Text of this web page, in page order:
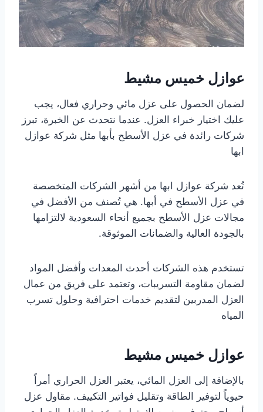
عوازل خميس مشيط
لضمان الحصول على عزل مائي وحراري فعال، يجب
عليك اختيار خبراء العزل. عندما نتحدث عن الخبرة، تبرز
شركات رائدة في عزل الأسطح بأبها مثل شركة عوازل
ابها
تُعد شركة عوازل ابها من أشهر الشركات المتخصصة
في عزل الأسطح في أبها. هي تُصنف من الأفضل في
مجالات عزل الأسطح بجميع أنحاء السعودية لالتزامها
بالجودة العالية والضمانات الموثوقة.
تستخدم هذه الشركات أحدث المعدات وأفضل المواد
لضمان مقاومة التسريبات، وتعتمد على فريق من عمال
العزل المدربين لتقديم خدمات احترافية وحلول تسرب
المياه
عوازل خميس مشيط
بالإضافة إلى العزل المائي، يعتبر العزل الحراري أمراً
حيوياً لتوفير الطاقة وتقليل فواتير التكييف. مقاول عزل